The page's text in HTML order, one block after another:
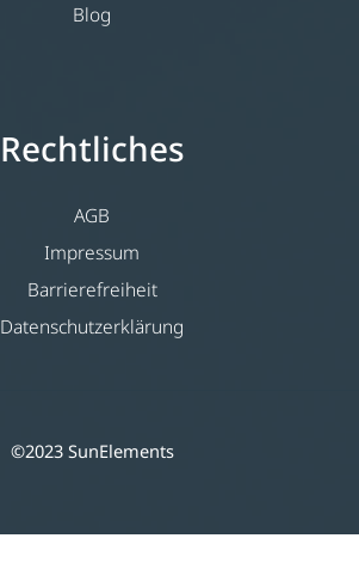
Blog
Rechtliches
AGB
Impressum
Barrierefreiheit
Datenschutzerklärung
©2023 SunElements